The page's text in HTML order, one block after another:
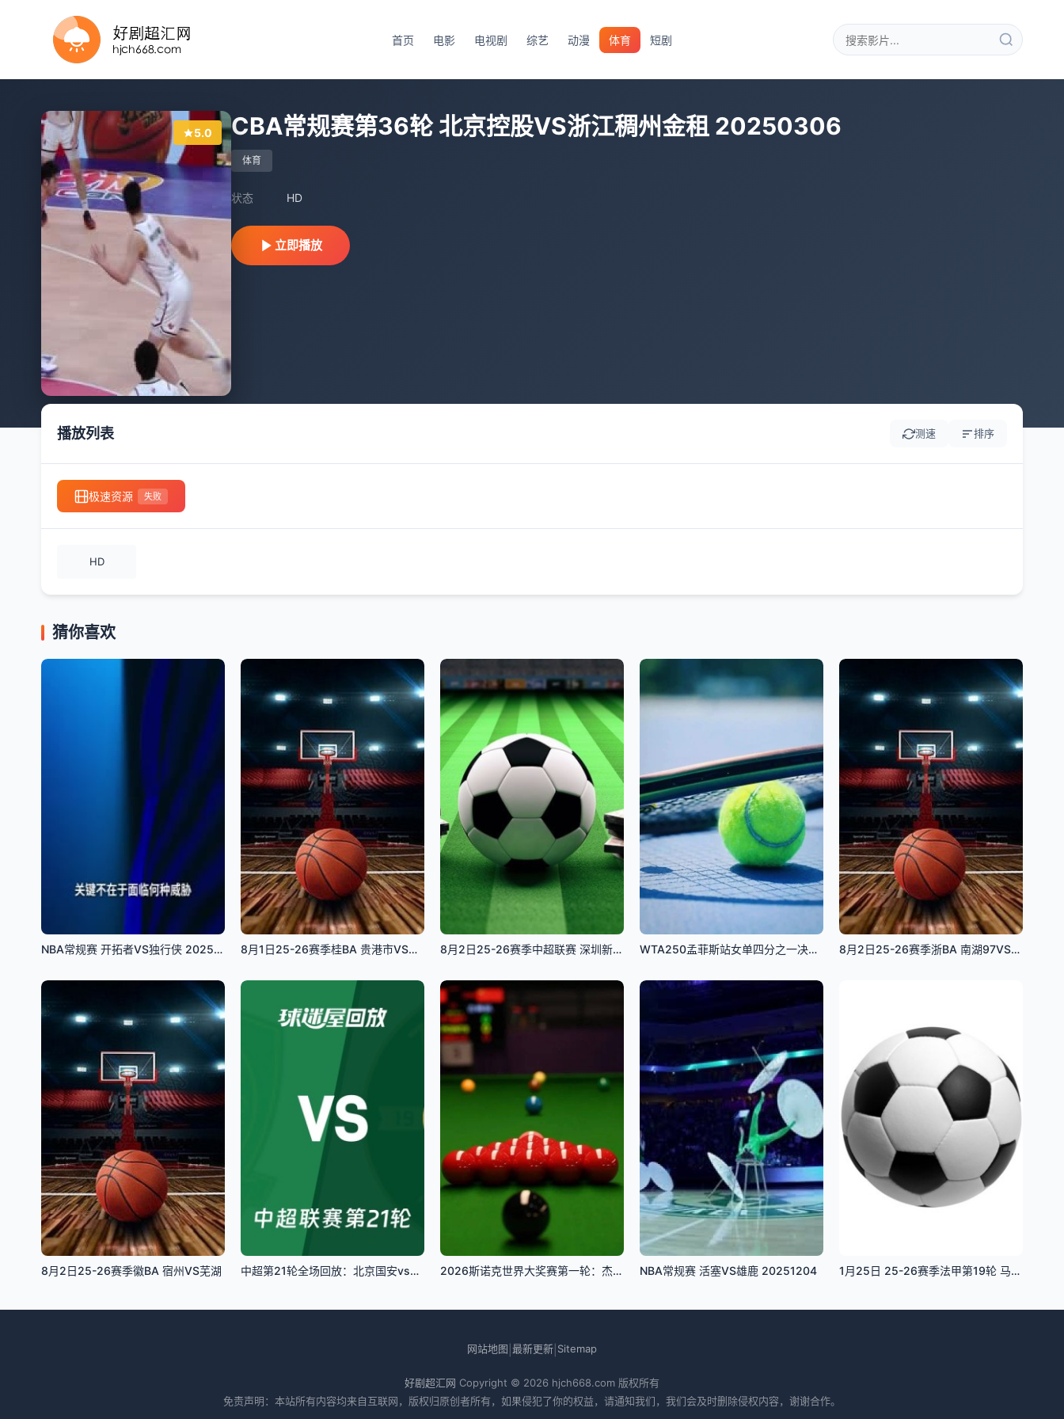
首页 电影 电视剧 综艺 动漫 体育 短剧
5.0 CBA常规赛第36轮 北京控股VS浙江稠州金租 20250306
体育
状态 HD
立即播放
播放列表 测速 排序
极速资源 失败
HD
猜你喜欢
NBA常规赛 开拓者VS独行侠 20251117 8月1日25-26赛季桂BA 贵港市VS南宁市 8月2日25-26赛季中超联赛 深圳新鹏城VS重庆铜梁龙 WTA250孟菲斯站女单四分之一决赛：维德曼诺娃VS沃利内茨 8月2日25-26赛季浙BA 南湖97VS84秀洲
8月2日25-26赛季徽BA 宿州VS芜湖 中超第21轮全场回放：北京国安vs浙江俱乐部绿城 2026斯诺克世界大奖赛第一轮：杰克·利索夫斯基VS常冰玉 NBA常规赛 活塞VS雄鹿 20251204 1月25日 25-26赛季法甲第19轮 马赛VS朗斯
网站地图 最新更新 Sitemap
好剧超汇网 Copyright © 2026 hjch668.com 版权所有
免责声明：本站所有内容均来自互联网，版权归原创者所有，如果侵犯了你的权益，请通知我们，我们会及时删除侵权内容，谢谢合作。